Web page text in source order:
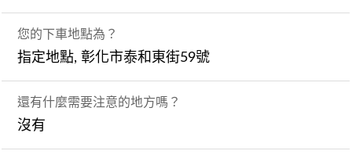
您的下車地點為？
指定地點, 彰化市泰和東街59號
還有什麼需要注意的地方嗎？
沒有